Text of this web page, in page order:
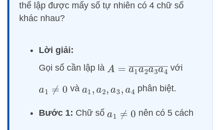
thể lập được mấy số tự nhiên có 4 chữ số
khác nhau?
Lời giải:
Gọi số cần lập là A =a 1a2a3a4―
với
a1 ≠0 và a1,a2,a3,a4 phân biệt.
Bước 1: Chữ số a1 ≠0 nên có 5 cách